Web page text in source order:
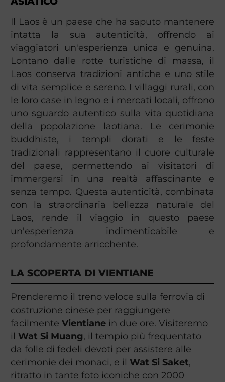
Il Laos è un paese che ha saputo mantenere
intatta la sua autenticità, offrendo ai
viaggiatori un'esperienza unica e genuina.
Lontano dalle rotte turistiche di massa, il
Laos conserva tradizioni antiche e uno stile
di vita semplice e sereno. I villaggi rurali, con
le loro case in legno e i mercati locali, offrono
uno sguardo autentico sulla vita quotidiana
della popolazione laotiana. Le cerimonie
buddhiste, i templi dorati e le feste
tradizionali rappresentano il cuore culturale
del paese, permettendo ai visitatori di
immergersi in una realtà affascinante e
senza tempo. Questa autenticità, combinata
con la straordinaria bellezza naturale del
Laos, rende il viaggio in questo paese
un'esperienza indimenticabile e
profondamente arricchente.
LA SCOPERTA DI VIENTIANE
Prenderemo il treno veloce sulla ferrovia di
costruzione cinese per raggiungere
facilmente Vientianein due ore. Visiteremo
il Wat Si Muang, il tempio più frequentato
da folle di fedeli devoti per assistere alle
cerimonie dei monaci, e il Wat Si Saket,
ritratto in tante foto iconiche con 2000